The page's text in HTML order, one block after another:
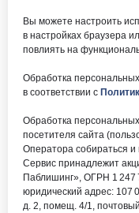
Вы можете настроить
в настройках браузера
повлиять на
Обработка
в соответствии с
Обработка
посетителя сайта
Оператора собираться
Сервис принадлежит
Паблишинг», ОГРН 1 247
юридический адрес: 107
д. 2, помещ. 4/1,